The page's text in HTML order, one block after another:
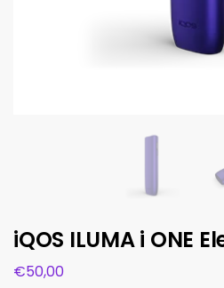
iQOS ILUMA i ONE
€50,00